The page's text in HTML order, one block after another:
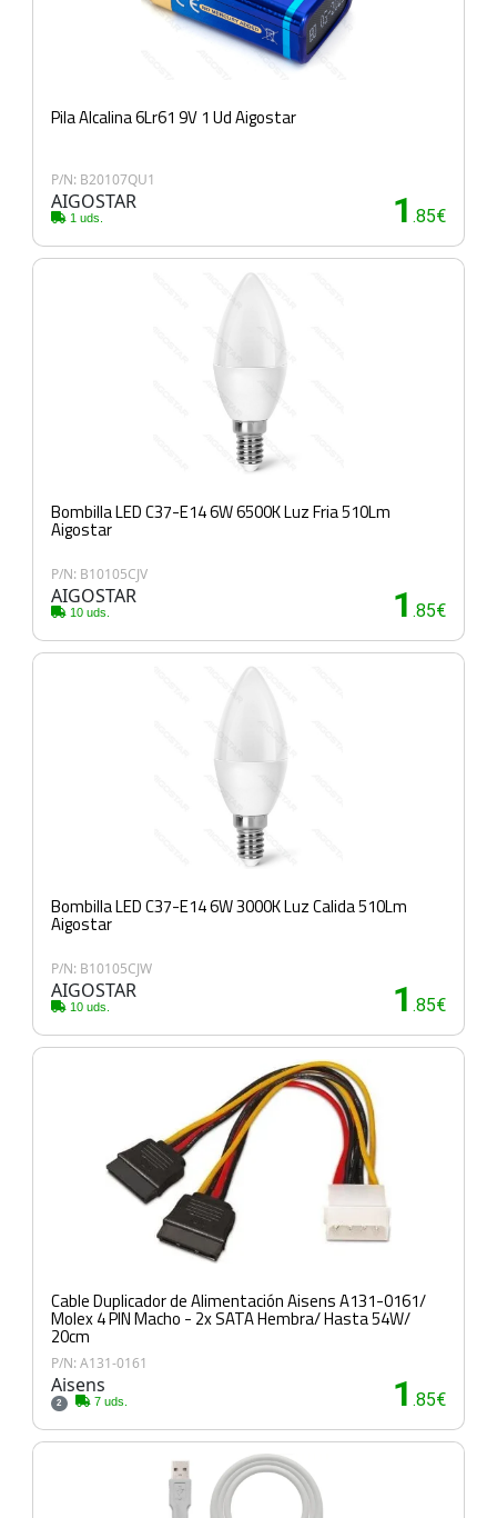
Pila Alcalina 6Lr61 9V 1 Ud Aigostar
P/N: B20107QU1
AIGOSTAR
1 uds. 1 .85€
Bombilla LED C37-E14 6W 6500K Luz Fria 510Lm
Aigostar
P/N: B10105CJV
AIGOSTAR
10 uds. 1 .85€
Bombilla LED C37-E14 6W 3000K Luz Calida 510Lm
Aigostar
P/N: B10105CJW
AIGOSTAR
10 uds. 1 .85€
Cable Duplicador de Alimentación Aisens A131-0161/
Molex 4 PIN Macho - 2x SATA Hembra/ Hasta 54W/
20cm
P/N: A131-0161
Aisens
2 7 uds. 1 .85€